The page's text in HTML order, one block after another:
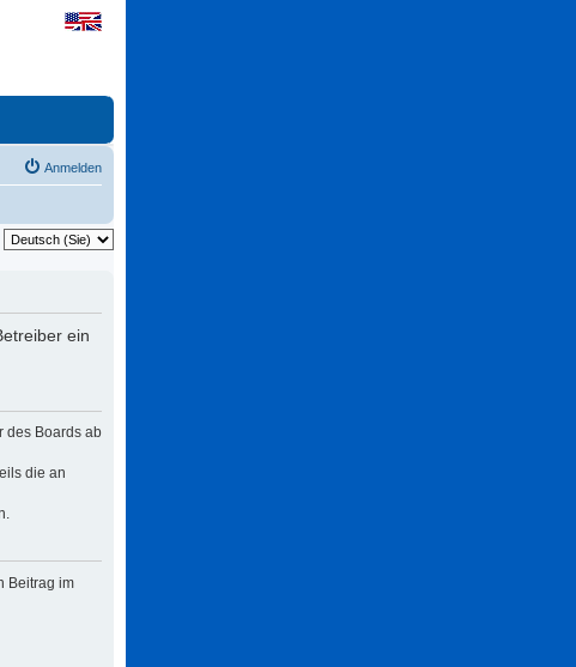
Anmelden
ein
des Boards ab
die an
Beitrag im